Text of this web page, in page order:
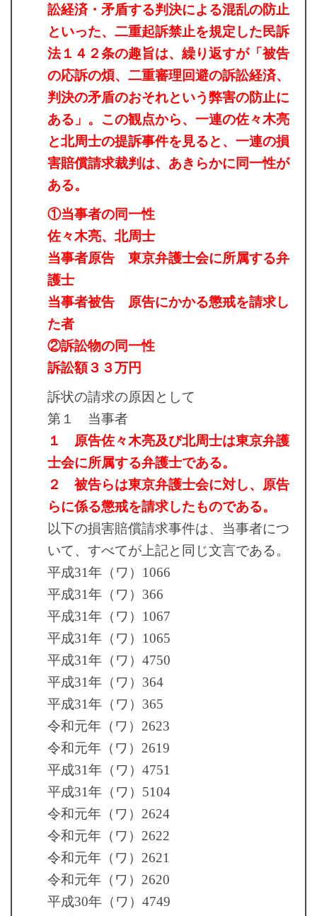
訟経済・矛盾する判決による混乱の防止
といった、二重起訴禁止を規定した民訴
法１４２条の趣旨は、繰り返すが「被告
の応訴の煩、二重審理回避の訴訟経済、
判決の矛盾のおそれという弊害の防止に
ある」。この観点から、一連の佐々木亮
と北周士の提訴事件を見ると、一連の損
害賠償請求裁判は、あきらかに同一性が
ある。
①当事者の同一性
佐々木亮、北周士
当事者原告 東京弁護士会に所属する弁
護士
当事者被告 原告にかかる懲戒を請求し
た者
②訴訟物の同一性
訴訟額３３万円
訴状の請求の原因として
第１ 当事者
１ 原告佐々木亮及び北周士は東京弁護
士会に所属する弁護士である。
２ 被告らは東京弁護士会に対し、原告
らに係る懲戒を請求したものである。
以下の損害賠償請求事件は、当事者につ
いて、すべてが上記と同じ文言である。
平成31年（ワ）1066
平成31年（ワ）366
平成31年（ワ）1067
平成31年（ワ）1065
平成31年（ワ）4750
平成31年（ワ）364
平成31年（ワ）365
令和元年（ワ）2623
令和元年（ワ）2619
平成31年（ワ）4751
平成31年（ワ）5104
令和元年（ワ）2624
令和元年（ワ）2622
令和元年（ワ）2621
令和元年（ワ）2620
平成30年（ワ）4749